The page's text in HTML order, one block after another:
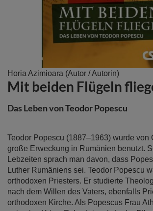
Horia Azimioara (Autor / Autorin)
Mit beiden Flügeln
Das Leben von Teodor Popescu
Teodor Popescu (1887–1963) wurde von
große Erweckung in Rumänien benutzt.
Lebzeiten sprach man davon, dass
Luther Rumäniens sei. Teodor Popescu
orthodoxen Priesters. Er studierte
nach dem Willen des Vaters, ebenfalls
orthodoxen Kirche. Als Popescus Frau
Zum
Anfang
der
Bildergalerie